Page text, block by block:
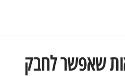
שאפשר לחבק